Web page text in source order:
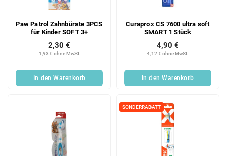
Paw Patrol Zahnbürste 3PCS
für Kinder SOFT 3+
1,93 € ohne MwSt.
2,30 €
In den Warenkorb
Curaprox CS 7600 ultra soft
SMART 1 Stück
4,12 € ohne MwSt.
4,90 €
In den Warenkorb
SONDERRABATT